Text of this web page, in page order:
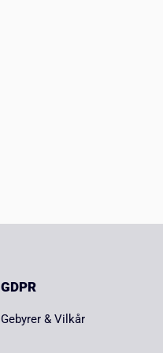
GDPR
Gebyrer & Vilkår